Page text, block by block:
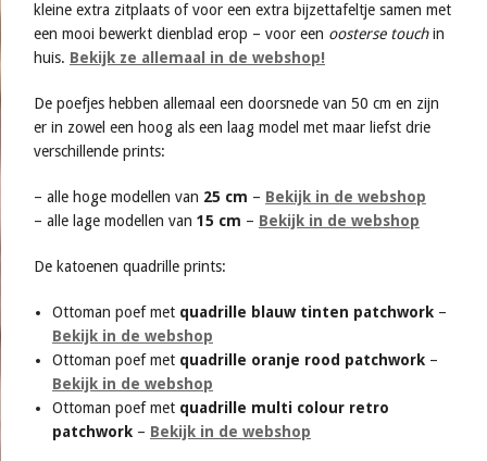
kleine extra zitplaats of voor een extra bijzettafeltje samen met
een mooi bewerkt dienblad erop – voor een oosterse touchin
huis. Bekijk ze allemaal in de webshop!
De poefjes hebben allemaal een doorsnede van 50 cm en zijn
er in zowel een hoog als een laag model met maar liefst drie
verschillende prints:
– alle hoge modellen van 25 cm – Bekijk in de webshop
– alle lage modellen van 15 cm – Bekijk in de webshop
De katoenen quadrille prints:
Ottoman poef met quadrille blauw tinten patchwork –
Bekijk in de webshop
Ottoman poef met quadrille oranje rood patchwork –
Bekijk in de webshop
Ottoman poef met quadrille multi colour retro
patchwork – Bekijk in de webshop